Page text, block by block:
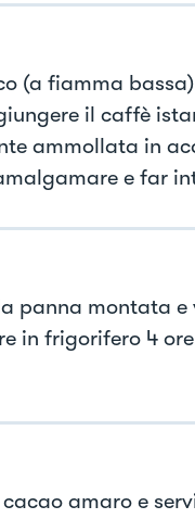
(a fiamma
il caffè
ammollata in
e far
panna montata e
in frigorifero 4
amaro e